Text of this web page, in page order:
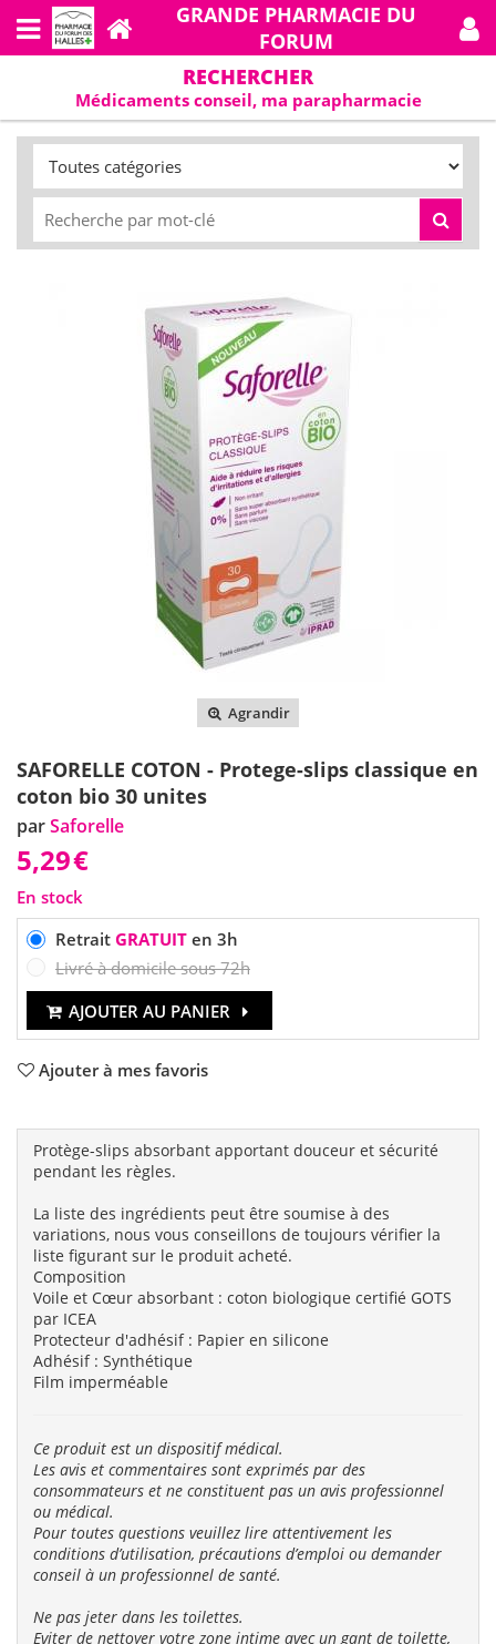
GRANDE PHARMACIE DU
FORUM
RECHERCHER
Médicaments conseil, ma parapharmacie
Agrandir
SAFORELLE COTON - Protege-slips classique en
coton bio 30 unites
parSaforelle
5,29€
En stock
Retrait GRATUITen 3h
Livré à domicile sous 72h
AJOUTER AU PANIER
Ajouter à mes favoris
Protège-slips absorbant apportant douceur et sécurité
pendant les règles.
La liste des ingrédients peut être soumise à des
variations, nous vous conseillons de toujours vérifier la
liste figurant sur le produit acheté.
Composition
Voile et Cœur absorbant : coton biologique certifié GOTS
par ICEA
Protecteur d'adhésif : Papier en silicone
Adhésif : Synthétique
Film imperméable
Ce produit est un dispositif médical.
Les avis et commentaires sont exprimés par des
consommateurs et ne constituent pas un avis professionnel
ou médical.
Pour toutes questions veuillez lire attentivement les
conditions d’utilisation, précautions d’emploi ou demander
conseil à un professionnel de santé.
Ne pas jeter dans les toilettes.
Eviter de nettoyer votre zone intime avec un gant de toilette,